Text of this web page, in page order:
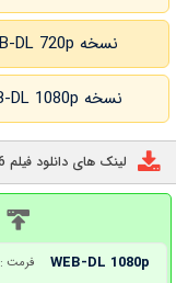
نسخه WEB-DL 720p زبان اصلی
نسخه WEB-DL 1080p زبان اصلی
لینک های دانلود فیلم Colony 2026
WEB-DL 1080p فرمت :